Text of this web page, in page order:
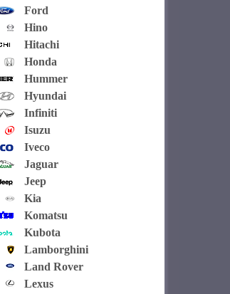
Ford
Hino
Hitachi
Honda
Hummer
Hyundai
Infiniti
Isuzu
Iveco
Jaguar
Jeep
Kia
Komatsu
Kubota
Lamborghini
Land Rover
Lexus